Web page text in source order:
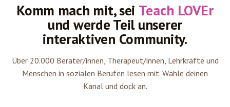
Komm mach mit, sei Teach LOVEr
und werde Teil unserer
interaktiven Community.
Über 20.000 Berater/innen, Therapeut/innen, Lehrkräfte und
Menschen in sozialen Berufen lesen mit. Wähle deinen
Kanal und dock an.